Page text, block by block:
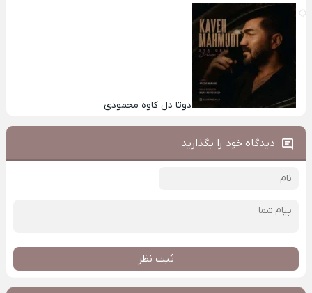
دوتا دل کاوه محمودی
دیدگاه خود را بگذارید
ثبت نظر